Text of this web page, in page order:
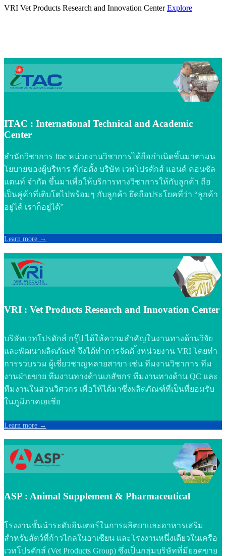
VRI Vet Products Research and Innovation Center Explore
ITAC : International Technical and Academic
Center
สำนักวิชาการ Itac หน่วยงานวิชาการได้ถือกำเนิดขึ้นมาตามน
โยบายของผู้บริหาร ที่ก่อตั้ง บริษัท เวทโปรดักส์ แอนด์ คอนซัล
แตนท์ จำกัด ขึ้นมาเพื่อให้บริการทางวิชาการให้กับลูกค้า ถือ
เป็นคู่ค้าที่เติบโตไปพร้อมๆ กับลูกค้า ยึดถือประโยคที่ว่า “ลูกค้า
อยู่ได้ เราก็อยู่ได้”
Learn more →
VRI : Vet Products Research and Innovation Center
บริษัทเวทโปรดักส์ กรุ๊ป ได้ให้ความสําคัญในงานทางด้านวิจัย
และพัฒนาผลิตภัณฑ์ จึงได้ทําการจัดตั ้งหน่วยงาน VRI โดยทํา
การรวบรวม ผู้เชี่ยวชาญหลายสาขา เช่น ทีมงานวิชาการ ทีม
งานฝ่ายขาย ทีมงานทางด้านเภสัชกร ทีมงานทางด้าน QC และ
ทีมงานในส่วนวิศวกร เพื่อให้ได้มาซึ่งผลิตภัณฑ์ที่เป็นที่ยอมรับ
ในภูมิภาคเอเซีย
Learn more →
ASP : Animal Supplement & Pharmaceutical
โรงงานชั้นนำระดับอินเตอร์ในการผลิตยาและอาหารเสริม
สำหรับสัตว์ที่ก้าวไกลในอาเซียน และโรงงานหนึ่งเดียวในเครือ
เวทโปรดักส์ (Vet Products Group) ซึ่งเป็นกลุ่มบริษัทที่มียอดขาย